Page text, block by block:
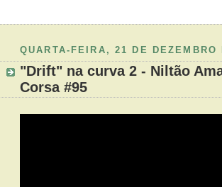
QUARTA-FEIRA, 21 DE DEZEMBRO
"Drift" na curva 2 - Niltão
Corsa #95